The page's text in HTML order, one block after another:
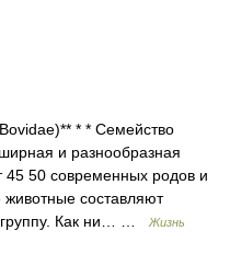
* * Семейство
и разнообразная
45 50 современных родов и
составляют
группу. Как ни… …
Жизнь